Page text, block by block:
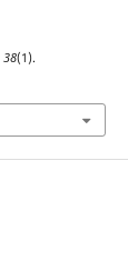
38(1).